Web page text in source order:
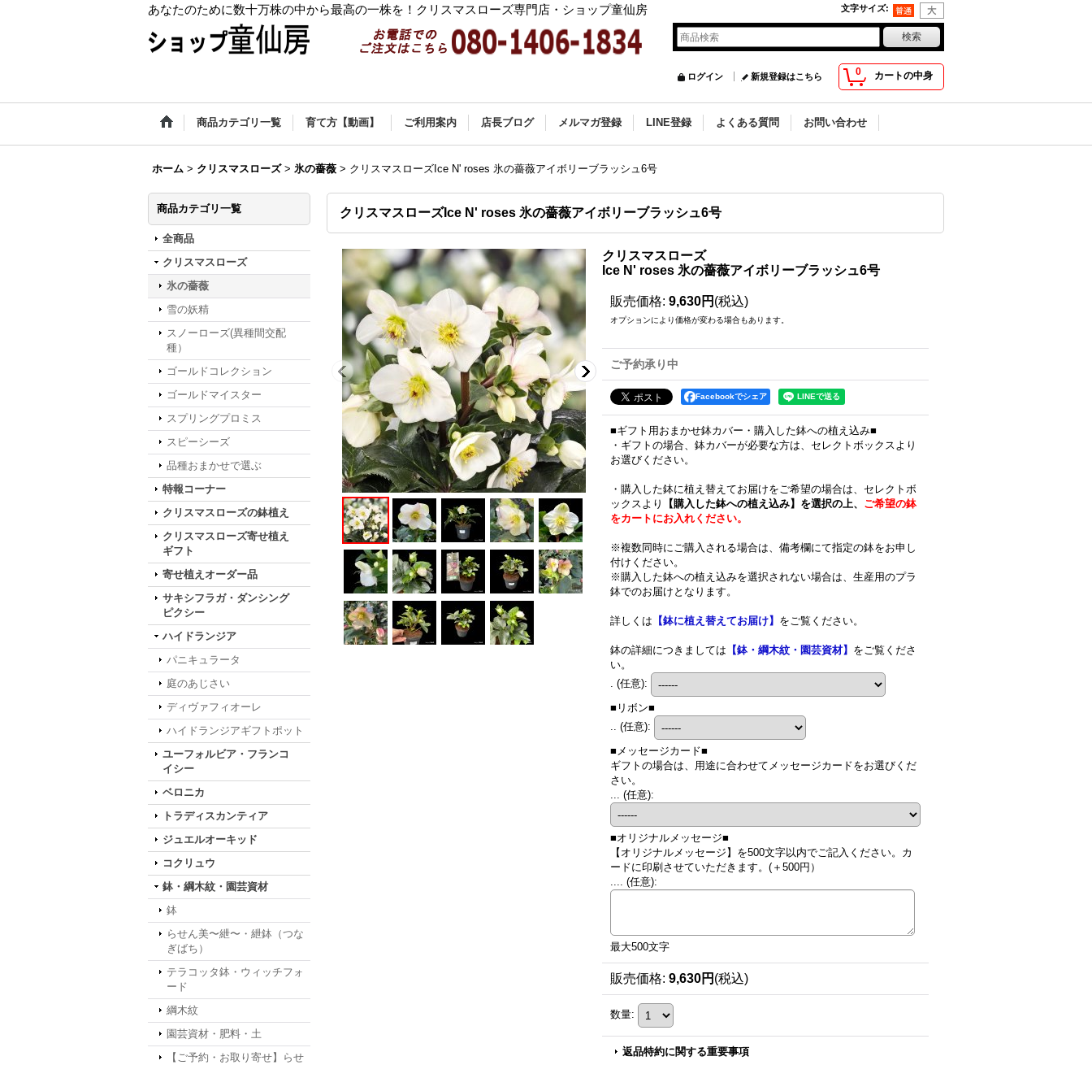
あなたのために数十万株の中から最高の一株を！クリスマスローズ専門店・ショップ童仙房 文字サイズ:
0 カートの中身
ログイン 新規登録はこちら
商品カテゴリ一覧 育て方【動画】 ご利用案内 店長ブログ メルマガ登録 LINE登録 よくある質問 お問い合わせ
ホーム > クリスマスローズ > 氷の薔薇 > クリスマスローズIce N' roses 氷の薔薇アイボリーブラッシュ6号
商品カテゴリ一覧
全商品
クリスマスローズ
氷の薔薇
雪の妖精
スノーローズ(異種間交配
種）
ゴールドコレクション
ゴールドマイスター
スプリングプロミス
スピーシーズ
品種おまかせで選ぶ
特報コーナー
クリスマスローズの鉢植え
クリスマスローズ寄せ植え
ギフト
寄せ植えオーダー品
サキシフラガ・ダンシング
ピクシー
ハイドランジア
パニキュラータ
庭のあじさい
ディヴァフィオーレ
ハイドランジアギフトポット
ユーフォルビア・フランコ
イシー
ベロニカ
トラディスカンティア
ジュエルオーキッド
コクリュウ
鉢・綱木紋・園芸資材
鉢
らせん美〜紲〜・紲鉢（つな
ぎばち）
テラコッタ鉢・ウィッチフォ
ード
綱木紋
園芸資材・肥料・土
【ご予約・お取り寄せ】らせ
クリスマスローズIce N' roses 氷の薔薇アイボリーブラッシュ6号
クリスマスローズ
Ice N' roses 氷の薔薇アイボリーブラッシュ6号
販売価格: 9,630円 (税込)
オプションにより価格が変わる場合もあります。
ご予約承り中
Facebookでシェア
■ギフト用おまかせ鉢カバー・購入した鉢への植え込み■
・ギフトの場合、鉢カバーが必要な方は、セレクトボックスより
お選びください。
・購入した鉢に植え替えてお届けをご希望の場合は、セレクトボ
ックスより
【購入した鉢への植え込み】を選択の上、 ご希望の鉢
をカートにお入れください。
※複数同時にご購入される場合は、備考欄にて指定の鉢をお申し
付けください。
※購入した鉢への植え込みを選択されない場合は、生産用のプラ
鉢でのお届けとなります。
詳しくは 【鉢に植え替えてお届け】 をご覧ください。
鉢の詳細につきましては 【鉢・綱木紋・園芸資材】 をご覧くださ
い。
. (任意):
■リボン■
.. (任意):
■メッセージカード■
ギフトの場合は、用途に合わせてメッセージカードをお選びくだ
さい。
... (任意):
■オリジナルメッセージ■
【オリジナルメッセージ】を500文字以内でご記入ください。カ
ードに印刷させていただきます。(＋500円）
.... (任意):
最大500文字
販売価格: 9,630円 (税込)
数量:
返品特約に関する重要事項